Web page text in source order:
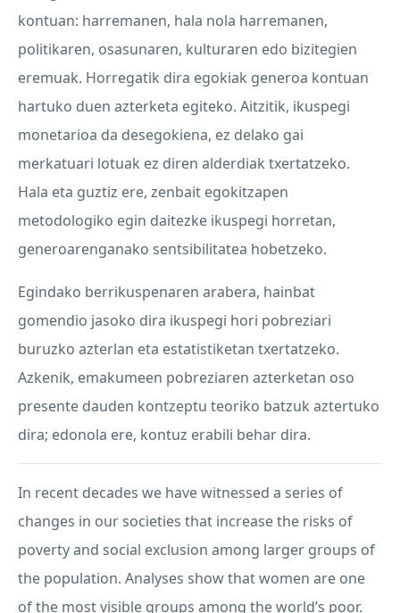
kontuan: harremanen, hala nola harremanen,
politikaren, osasunaren, kulturaren edo bizitegien
eremuak. Horregatik dira egokiak generoa kontuan
hartuko duen azterketa egiteko. Aitzitik, ikuspegi
monetarioa da desegokiena, ez delako gai
merkatuari lotuak ez diren alderdiak txertatzeko.
Hala eta guztiz ere, zenbait egokitzapen
metodologiko egin daitezke ikuspegi horretan,
generoarenganako sentsibilitatea hobetzeko.
Egindako berrikuspenaren arabera, hainbat
gomendio jasoko dira ikuspegi hori pobreziari
buruzko azterlan eta estatistiketan txertatzeko.
Azkenik, emakumeen pobreziaren azterketan oso
presente dauden kontzeptu teoriko batzuk aztertuko
dira; edonola ere, kontuz erabili behar dira.
In recent decades we have witnessed a series of
changes in our societies that increase the risks of
poverty and social exclusion among larger groups of
the population. Analyses show that women are one
of the most visible groups among the world’s poor.